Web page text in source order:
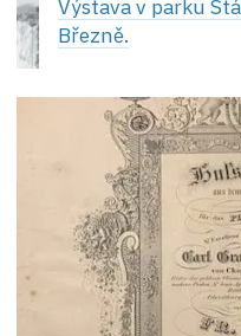
Výstava v parku
Březně.